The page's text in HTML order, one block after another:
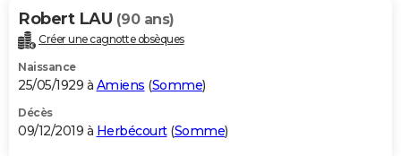
Robert LAU (90 ans)
Créer une cagnotte obsèques
Naissance
25/05/1929 à Amiens (Somme)
Décès
09/12/2019 à Herbécourt(Somme)